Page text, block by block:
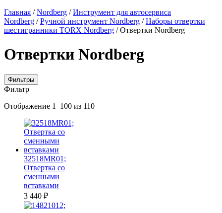
Главная /Nordberg /Инструмент для автосервиса
Nordberg /Ручной инструмент Nordberg /Наборы отвертки
шестигранники TORX Nordberg / Отвертки Nordberg
Отвертки Nordberg
Фильтры
Фильтр
Отображение 1–100 из 110Цены:
32518MR01;
Отвертка со
сменными
вставками
3 440 ₽